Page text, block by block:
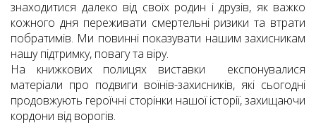
знаходитися далеко від своїх родин і друзів, як важко
кожного дня переживати смертельні ризики та втрати
побратимів. Ми повинні показувати нашим захисникам
нашу підтримку, повагу та віру.
На книжкових полицях виставки експонувалися
матеріали про подвиги воїнів-захисників, які сьогодні
продовжують героїчні сторінки нашої історії, захищаючи
кордони від ворогів.